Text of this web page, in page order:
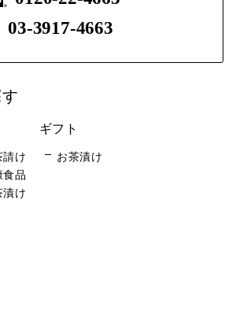
03-3917-4663
請け
食品
漬け
ギフト
お茶漬け